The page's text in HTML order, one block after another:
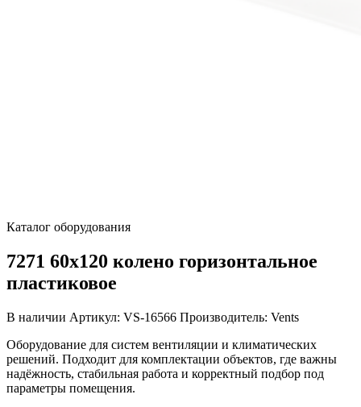
Каталог оборудования
7271 60х120 колено горизонтальное
пластиковое
В наличии Артикул: VS-16566 Производитель: Vents
Оборудование для систем вентиляции и климатических
решений. Подходит для комплектации объектов, где важны
надёжность, стабильная работа и корректный подбор под
параметры помещения.